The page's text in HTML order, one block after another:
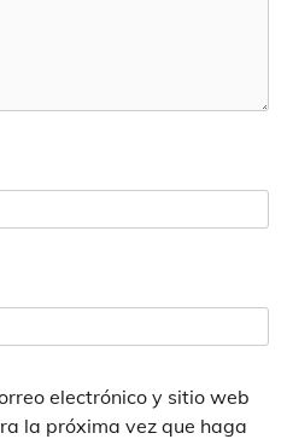
electrónico y sitio web
la próxima vez que haga